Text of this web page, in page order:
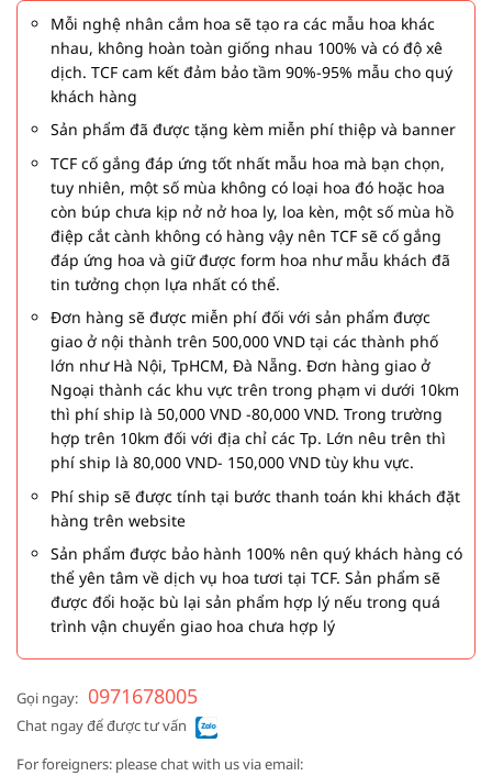
Mỗi nghệ nhân cắm hoa sẽ tạo ra các mẫu hoa khác
nhau, không hoàn toàn giống nhau 100% và có độ xê
dịch. TCF cam kết đảm bảo tầm 90%-95% mẫu cho quý
khách hàng
Sản phẩm đã được tặng kèm miễn phí thiệp và banner
TCF cố gắng đáp ứng tốt nhất mẫu hoa mà bạn chọn,
tuy nhiên, một số mùa không có loại hoa đó hoặc hoa
còn búp chưa kịp nở nở hoa ly, loa kèn, một số mùa hồ
điệp cắt cành không có hàng vậy nên TCF sẽ cố gắng
đáp ứng hoa và giữ được form hoa như mẫu khách đã
tin tưởng chọn lựa nhất có thể.
Đơn hàng sẽ được miễn phí đối với sản phẩm được
giao ở nội thành trên 500,000 VND tại các thành phố
lớn như Hà Nội, TpHCM, Đà Nẵng. Đơn hàng giao ở
Ngoại thành các khu vực trên trong phạm vi dưới 10km
thì phí ship là 50,000 VND -80,000 VND. Trong trường
hợp trên 10km đối với địa chỉ các Tp. Lớn nêu trên thì
phí ship là 80,000 VND- 150,000 VND tùy khu vực.
Phí ship sẽ được tính tại bước thanh toán khi khách đặt
hàng trên website
Sản phẩm được bảo hành 100% nên quý khách hàng có
thể yên tâm về dịch vụ hoa tươi tại TCF. Sản phẩm sẽ
được đổi hoặc bù lại sản phẩm hợp lý nếu trong quá
trình vận chuyển giao hoa chưa hợp lý
Gọi ngay: 0971678005
Chat ngay để được tư vấn
For foreigners: please chat with us via email: